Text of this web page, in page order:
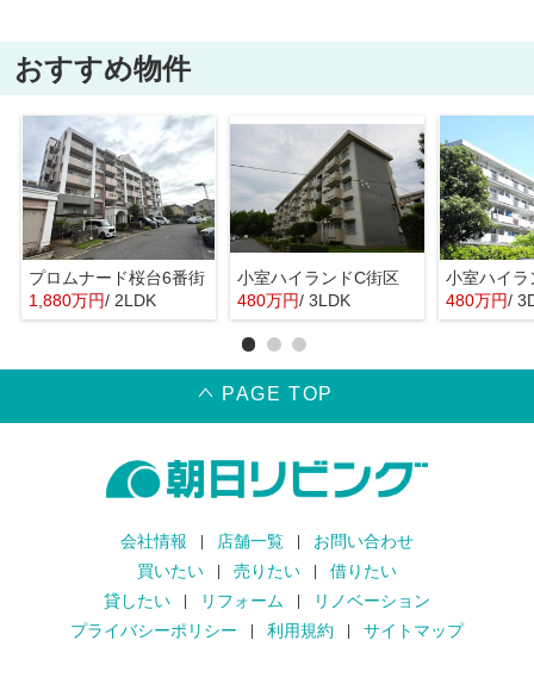
おすすめ物件
プロムナード桜台6番街
1,880万円/ 2LDK
小室ハイランドC街区
480万円/ 3LDK
小室ハイラ
480万円/
PAGE TOP
会社情報 店舗一覧
お問い合わせ
買いたい
売りたい
借りたい
貸したい
リフォーム
リノベーション
プライバシーポリシー
利用規約 サイトマップ